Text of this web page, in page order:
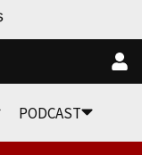
PODCAST